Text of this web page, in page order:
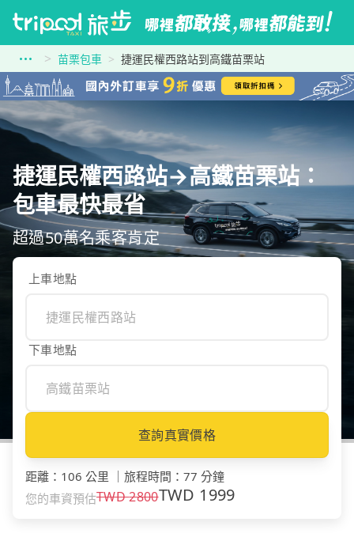
苗栗包車 捷運民權西路站到高鐵苗栗站
捷運民權西路站→高鐵苗栗站：
包車最快最省
超過50萬名乘客肯定
上車地點
下車地點
查詢真實價格
距離 ： 106 公里 旅程時間 ： 77 分鐘
您的車資預估TWD2800TWD 1999